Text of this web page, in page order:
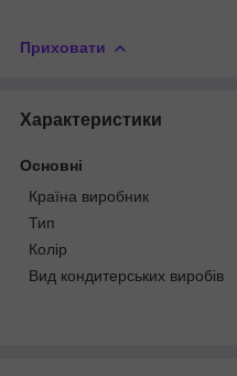
Приховати
Характеристики
Основні
Країна виробник
Тип
Колір
Вид кондитерських виробів